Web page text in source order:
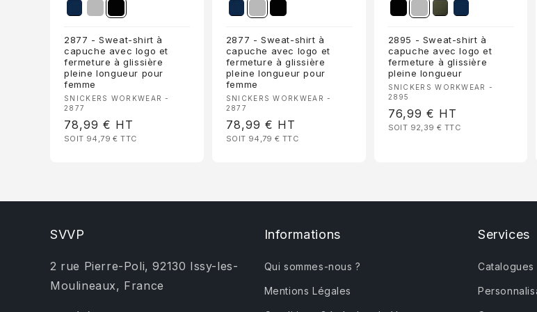
2877 - Sweat-shirt à
capuche avec logo et
fermeture à glissière
pleine longueur pour
femme
Fournisseur :
SNICKERS WORKWEAR -
2877
Prix
habituel
78,99 € HT
SOIT 94,79 €TTC
2877 - Sweat-shirt à
capuche avec logo et
fermeture à glissière
pleine longueur pour
femme
Fournisseur :
SNICKERS WORKWEAR -
2877
Prix
habituel
78,99 € HT
SOIT 94,79 € TTC
2895 - Sweat-shirt à
capuche avec logo et
fermeture à glissière
pleine longueur
Fournisseur :
SNICKERS WORKWEAR -
2895
Prix
habituel
76,99 € HT
SOIT 92,39 € TTC
SVVP
2 rue Pierre-Poli, 92130 Issy-les-
Moulineaux, France
Informations
Qui sommes-nous ?
Mentions Légales
Services
Catalogues